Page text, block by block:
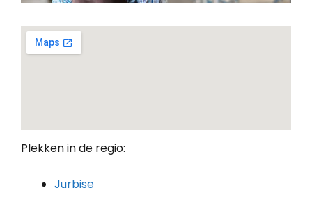
Plekken in de regio:
Jurbise